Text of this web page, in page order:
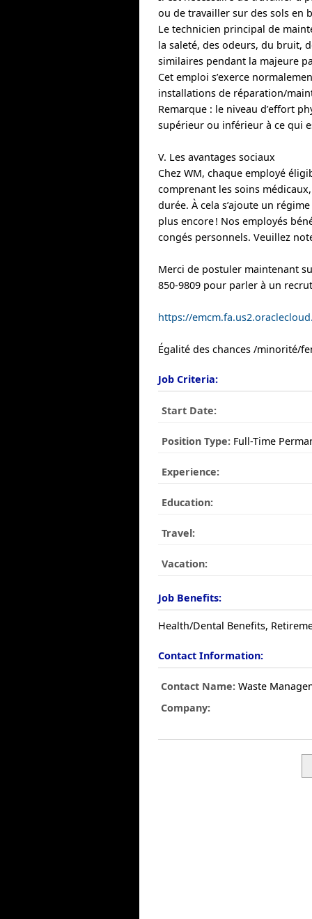
ou de travailler sur des sols en
Le technicien principal de
la saleté, des odeurs, du bruit,
similaires pendant la majeure
Cet emploi s’exerce
installations de réparation/
Remarque : le niveau d’effort
supérieur ou inférieur à ce qui
V. Les avantages sociaux
Chez WM, chaque employé
comprenant les soins
durée. À cela s’ajoute un
plus encore ! Nos employés
congés personnels. Veuillez
Merci de postuler maintenant
850-9809 pour parler à un
https://
Égalité des chances /minorité/
Job Criteria:
Start Date:
Position Type: Full-Time
Experience:
Education:
Travel:
Vacation:
Job Benefits:
Health/Dental Benefits,
Contact Information:
Contact Name: Waste
Company: